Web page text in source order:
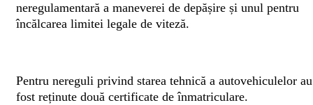
neregulamentară a maneverei de depășire și unul pentru
încălcarea limitei legale de viteză.
Pentru nereguli privind starea tehnică a autovehiculelor au
fost reținute două certificate de înmatriculare.